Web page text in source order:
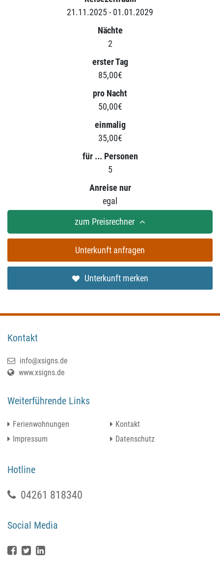
21.11.2025 - 01.01.2029
Nächte
2
erster Tag
85,00€
pro Nacht
50,00€
einmalig
35,00€
für ... Personen
5
Anreise nur
egal
zum Preisrechner
Unterkunft anfragen
Unterkunft merken
Kontakt
info@xsigns.de
www.xsigns.de
Weiterführende Links
Ferienwohnungen
Kontakt
Impressum
Datenschutz
Hotline
04261 818340
Social Media